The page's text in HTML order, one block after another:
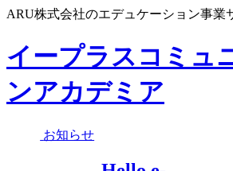
ARU株式会社のエデュケーション事業
イープラスコミュ
ンアカデミア
お知らせ